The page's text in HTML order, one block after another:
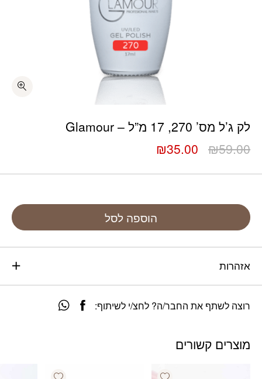
לק ג’ל מס’ 270, 17 מ”ל – Glamour
₪59.00
המחיר
היה:
₪35.00 המחיר
הוא:
הוספה לסל
אזהרות
רוצה לשתף את החבר/ה? לחצ/י לשיתוף:
מוצרים קשורים
Add wishlist
Add wishlist